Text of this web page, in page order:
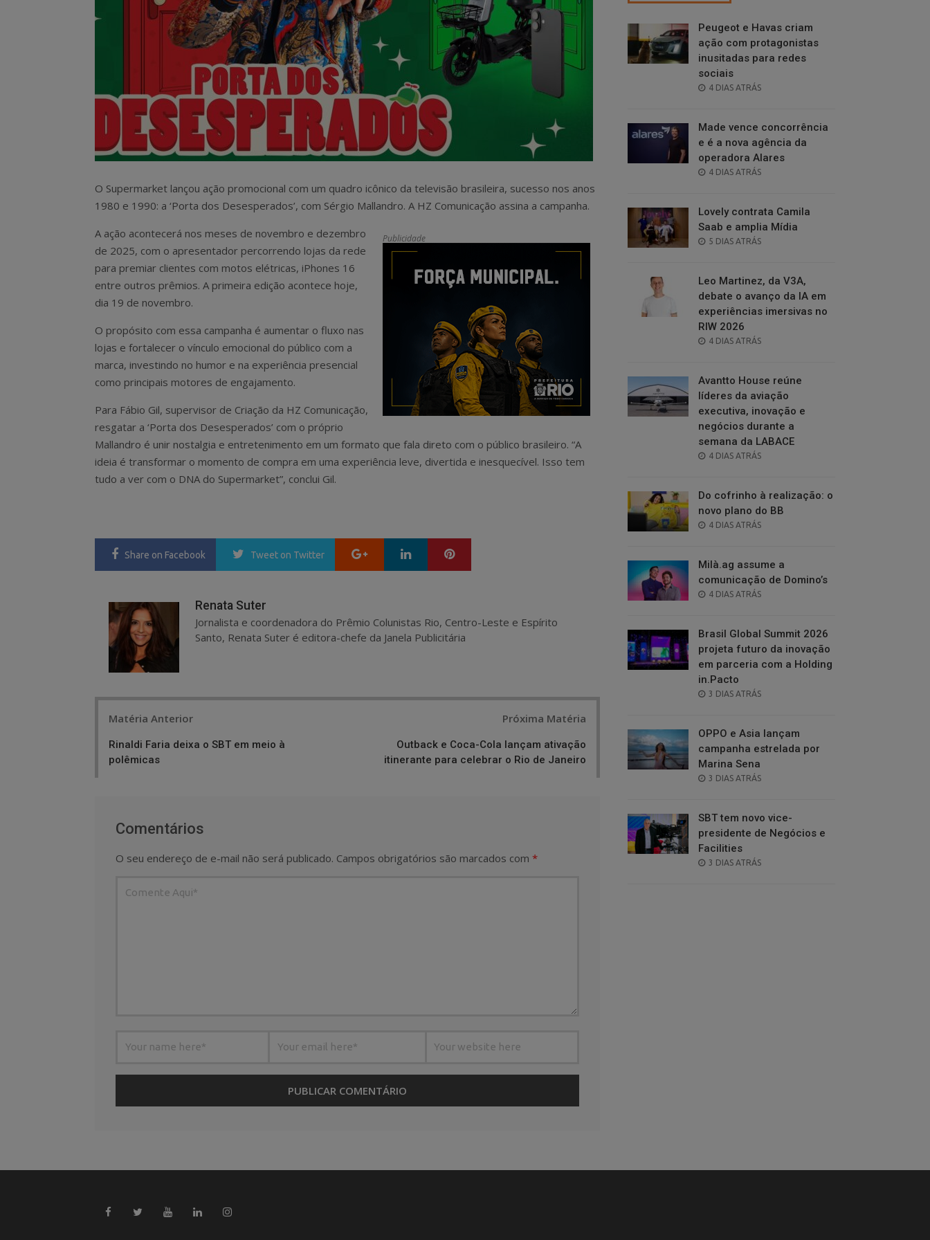
O Supermarket lançou ação promocional com um quadro icônico da televisão brasileira, sucesso nos anos
1980 e 1990: a ‘Porta dos Desesperados’, com Sérgio Mallandro. A HZ Comunicação assina a campanha.
Publicidade
A ação acontecerá nos meses de novembro e dezembro
de 2025, com o apresentador percorrendo lojas da rede
para premiar clientes com motos elétricas, iPhones 16
entre outros prêmios. A primeira edição acontece hoje,
dia 19 de novembro.
O propósito com essa campanha é aumentar o fluxo nas
lojas e fortalecer o vínculo emocional do público com a
marca, investindo no humor e na experiência presencial
como principais motores de engajamento.
Para Fábio Gil, supervisor de Criação da HZ Comunicação,
resgatar a ‘Porta dos Desesperados’ com o próprio
Mallandro é unir nostalgia e entretenimento em um formato que fala direto com o público brasileiro. “A
ideia é transformar o momento de compra em uma experiência leve, divertida e inesquecível. Isso tem
tudo a ver com o DNA do Supermarket”, conclui Gil.
Share on Facebook Tweet on Twitter Google+ LinkedIn
Renata Suter
Jornalista e coordenadora do Prêmio Colunistas Rio, Centro-Leste e Espírito
Santo, Renata Suter é editora-chefe da Janela Publicitária
Matéria Anterior
Rinaldi Faria deixa o SBT em meio à
polêmicas
Próxima Matéria
Outback e Coca-Cola lançam ativação
itinerante para celebrar o Rio de Janeiro
Comentários
O seu endereço de e-mail não será publicado. Campos obrigatórios são marcados com *
Peugeot e Havas criam
ação com protagonistas
inusitadas para redes
sociais
POSTED
4 DIAS ATRÁS
Made vence concorrência
e é a nova agência da
operadora Alares
POSTED
4 DIAS ATRÁS
Lovely contrata Camila
Saab e amplia Mídia
POSTED
5 DIAS ATRÁS
Leo Martinez, da V3A,
debate o avanço da IA em
experiências imersivas no
RIW 2026
POSTED
4 DIAS ATRÁS
Avantto House reúne
líderes da aviação
executiva, inovação e
negócios durante a
semana da LABACE
POSTED
4 DIAS ATRÁS
Do cofrinho à realização: o
novo plano do BB
POSTED
4 DIAS ATRÁS
Milà.ag assume a
comunicação de Domino’s
POSTED
4 DIAS ATRÁS
Brasil Global Summit 2026
projeta futuro da inovação
em parceria com a Holding
in.Pacto
POSTED
3 DIAS ATRÁS
OPPO e Asia lançam
campanha estrelada por
Marina Sena
POSTED
3 DIAS ATRÁS
SBT tem novo vice-
presidente de Negócios e
Facilities
POSTED
3 DIAS ATRÁS